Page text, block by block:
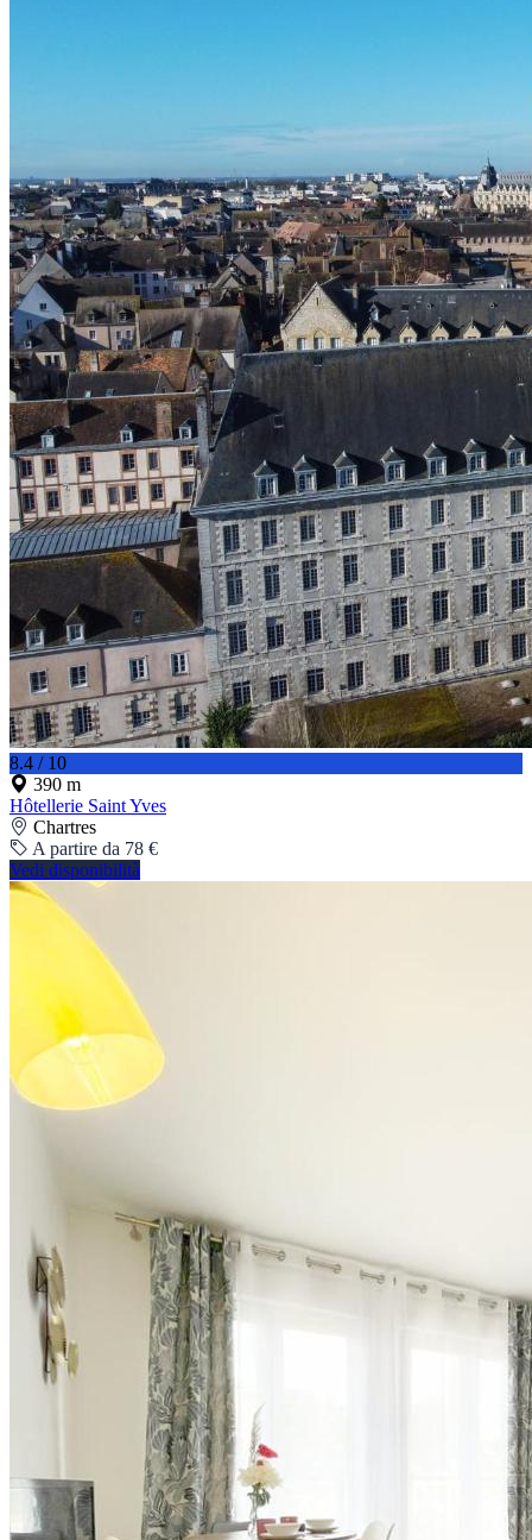
8.4 / 10
390 m
Hôtellerie Saint Yves
Chartres
A partire da 78 €
Vedi disponibilità